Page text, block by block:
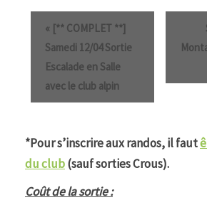
« [** COMPLET **]
Samedi 12/04 Sortie
Escalade en Salle
avec le club alpin
*Pour s’inscrire aux randos, il faut
du club(sauf sorties Crous).
Coût de la sortie :